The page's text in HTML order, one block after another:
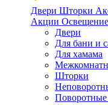
Двери Шторки
Акции Освещение
Двери
Для бани и
Для хамама
Шторки